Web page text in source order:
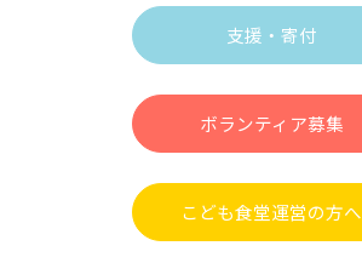
支援・寄付
ボランティア募集
こども食堂運営の方へ